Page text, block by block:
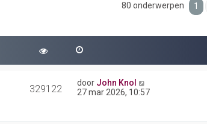
80 onderwerpen 1
329122 door John Knol
27 mar 2026, 10:57